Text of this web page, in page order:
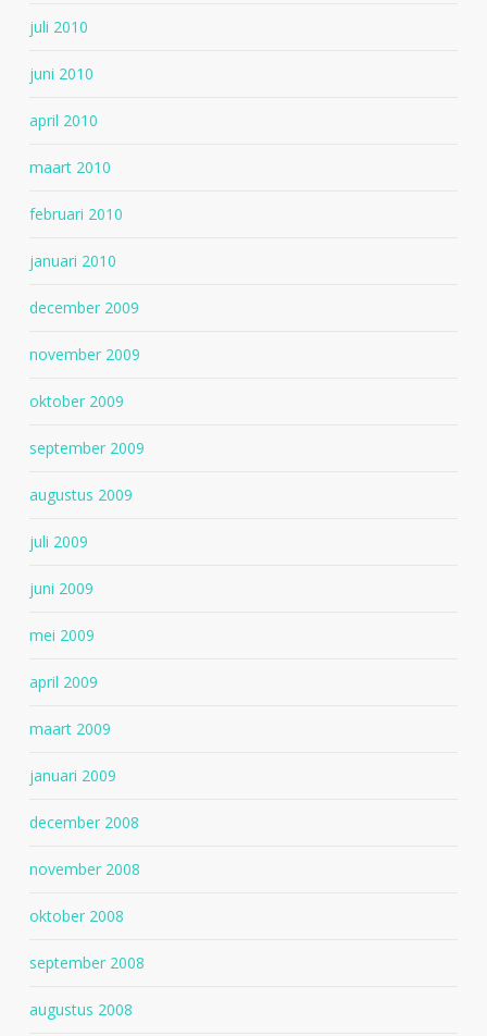
juli 2010
juni 2010
april 2010
maart 2010
februari 2010
januari 2010
december 2009
november 2009
oktober 2009
september 2009
augustus 2009
juli 2009
juni 2009
mei 2009
april 2009
maart 2009
januari 2009
december 2008
november 2008
oktober 2008
september 2008
augustus 2008